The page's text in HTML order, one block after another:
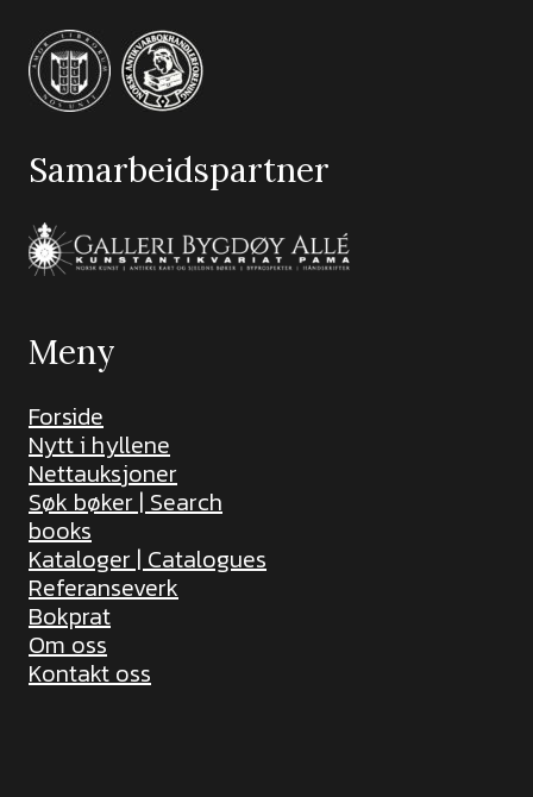
Samarbeidspartner
Meny
Forside
Nytt i hyllene
Nettauksjoner
Søk bøker | Search
books
Kataloger | Catalogues
Referanseverk
Bokprat
Om oss
Kontakt oss